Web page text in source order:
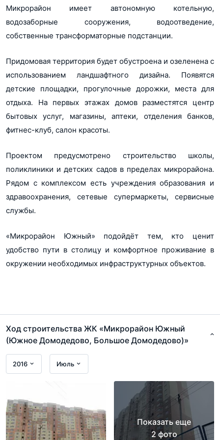
2 (Корпус 4-5)
2 (Корпус 4-7)
Показать еще...
Банки
Банк Возрождение
Совкомбанк
Домодедово_мкр_Южный_кв_4_корп_5_ПРОЕКТНАЯ
ДЕКЛАРАЦИЯ
docx, 45Кб
Микрорайон имеет автономную котельную,
водозаборные сооружения, водоотведение,
собственные трансформаторные подстанции.
Придомовая территория будет обустроена и озеленена с
использованием ландшафтного дизайна. Появятся
детские площадки, прогулочные дорожки, места для
отдыха. На первых этажах домов разместятся центр
бытовых услуг, магазины, аптеки, отделения банков,
фитнес-клуб, салон красоты.
Проектом предусмотрено строительство школы,
поликлиники и детских садов в пределах микрорайона.
Рядом с комплексом есть учреждения образования и
здравоохранения, сетевые супермаркеты, сервисные
службы.
«Микрорайон Южный» подойдёт тем, кто ценит
удобство пути в столицу и комфортное проживание в
окружении необходимых инфраструктурных объектов.
Ход строительства ЖК «Микрорайон Южный
(Южное Домодедово, Большое Домодедово)»
2016 Июль
Показать еще
2 фото